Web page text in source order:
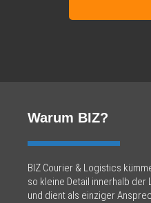
Warum BIZ?
BIZ Courier & Logistics
so kleine Detail innerhalb
und dient als einziger